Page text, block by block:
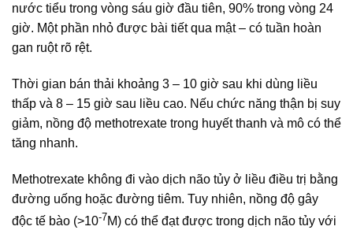
nước tiểu trong vòng sáu giờ đầu tiên, 90% trong vòng 24
giờ. Một phần nhỏ được bài tiết qua mật – có tuần hoàn
gan ruột rõ rệt.
Thời gian bán thải khoảng 3 – 10 giờ sau khi dùng liều
thấp và 8 – 15 giờ sau liều cao. Nếu chức năng thận bị suy
giảm, nồng độ methotrexate trong huyết thanh và mô có thể
tăng nhanh.
Methotrexate không đi vào dịch não tủy ở liều điều trị bằng
đường uống hoặc đường tiêm. Tuy nhiên, nồng độ gây
độc tế bào (>10-7M) có thể đạt được trong dịch não tủy với